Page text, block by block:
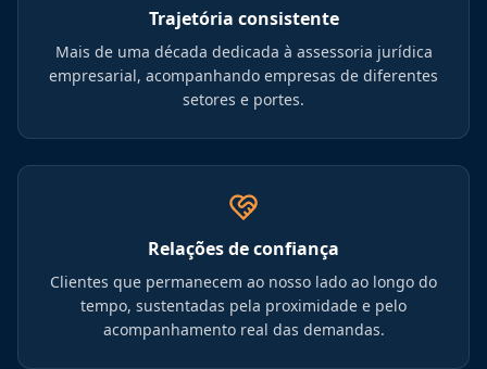
Trajetória consistente
Mais de uma década dedicada à assessoria jurídica
empresarial, acompanhando empresas de diferentes
setores e portes.
Relações de confiança
Clientes que permanecem ao nosso lado ao longo do
tempo, sustentadas pela proximidade e pelo
acompanhamento real das demandas.